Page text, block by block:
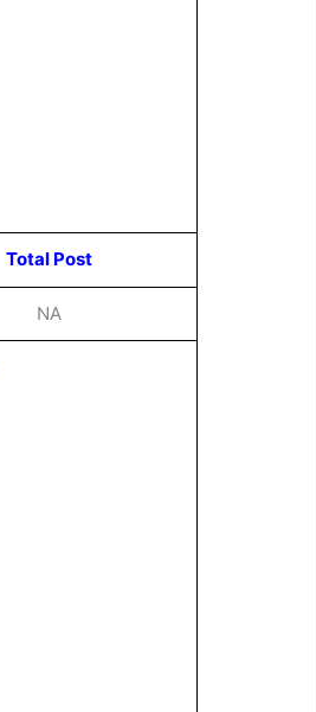
Total Post
NA